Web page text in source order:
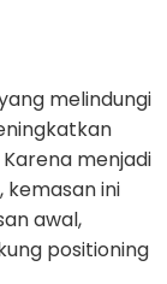
melindungi
menjadi
ini
awal,
positioning